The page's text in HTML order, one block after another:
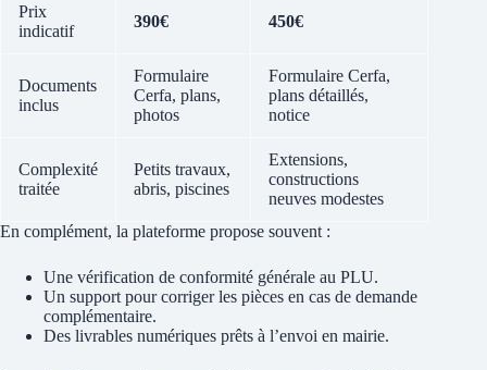
Prix
indicatif
390€ 450€
Documents
inclus
Formulaire
Cerfa, plans,
photos
Formulaire Cerfa,
plans détaillés,
notice
Complexité
traitée
Petits travaux,
abris, piscines
Extensions,
constructions
neuves modestes
En complément, la plateforme propose souvent :
Une vérification de conformité générale au PLU.
Un support pour corriger les pièces en cas de demande
complémentaire.
Des livrables numériques prêts à l’envoi en mairie.